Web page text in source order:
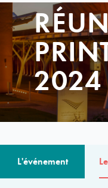
2024
L'événement